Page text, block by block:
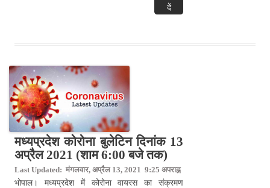
दें
मध्यप्रदेश कोरोना बुलेटिन दिनांक 13
अप्रैल 2021 (शाम 6:00 बजे तक)
Last Updated: मंगलवार, अप्रैल 13, 2021 9:25 अपराह्न
भोपाल। मध्यप्रदेश में कोरोना वायरस का संक्रमण